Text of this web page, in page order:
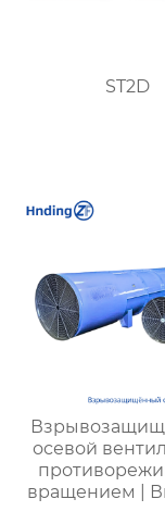
ST2D
осевой
вращением |